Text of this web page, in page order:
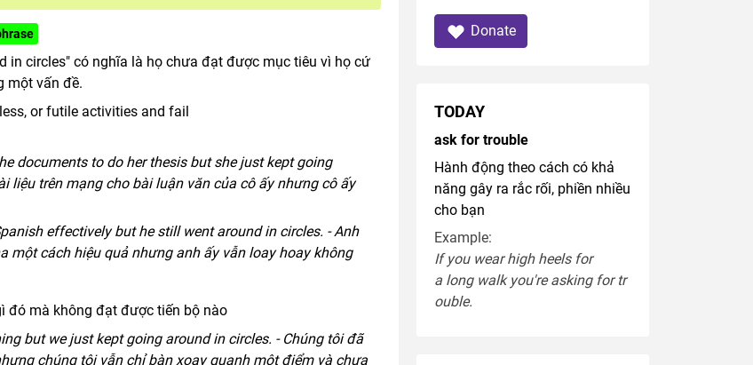
in circles" có nghĩa là họ chưa đạt được mục tiêu vì họ cứ
một vấn đề.
or futile activities and fail
documents to do her thesis but she just kept going
liệu trên mạng cho bài luận văn của cô ấy nhưng cô ấy
effectively but he still went around in circles. - Anh
một cách hiệu quả nhưng anh ấy vẫn loay hoay không
đó mà không đạt được tiến bộ nào
but we just kept going around in circles. - Chúng tôi đã
chúng tôi vẫn chỉ bàn xoay quanh một điểm và chưa
Donate
TODAY
ask for trouble
Hành động theo cách có khả
năng gây ra rắc rối, phiền nhiều
cho bạn
Example:
If you wearhigh heelsfor
a long walkyou'reaskingfortr
ouble.